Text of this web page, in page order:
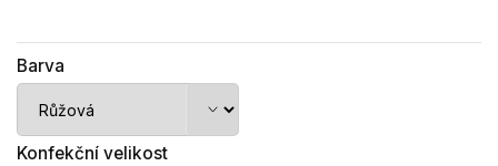
Barva
Konfekční velikost